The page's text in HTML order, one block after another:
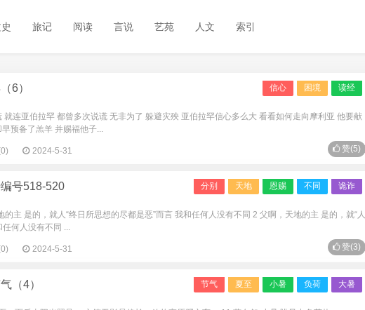
旅记 阅读 言说 艺苑 人文 索引
信心 困境 读经
6）
就连亚伯拉罕 都曾多次说谎 无非为了 躲避灾殃 亚伯拉罕信心多么大 看看如何走向摩利亚 他要献
早预备了羔羊 并赐福他子...
2024-5-31 赞(5)
分别 天地 恩赐 不同 诡诈
号518-520
主 是的，就人“终日所思想的尽都是恶”而言 我和任何人没有不同 2 父啊，天地的主 是的，就“人
任何人没有不同 ...
2024-5-31 赞(3)
节气 夏至 小暑 负荷 大暑
（4）